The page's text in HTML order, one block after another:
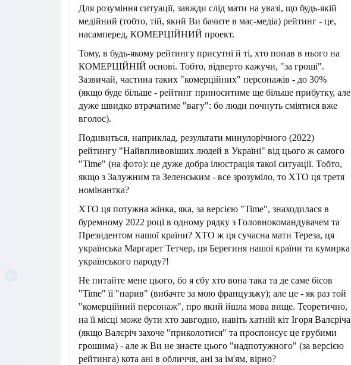
Для розуміння ситуації, завжди слід мати на увазі, що будь-якій
медійний (тобто, тій, який Ви бачите в мас-медіа) рейтинг - це,
насамперед, КОМЕРЦІЙНИЙ проект.
Тому, в будь-якому рейтингу присутні й ті, хто попав в нього на
КОМЕРЦІЙНІЙ основі. Тобто, відверто кажучи, "за гроші".
Зазвичай, частина таких "комерційних" персонажів - до 30%
(якщо буде більше - рейтинг приноситиме ще більше прибутку, але
дуже швидко втрачатиме "вагу": бо люди почнуть сміятися вже
вголос).
Подивиться, наприклад, результати минулорічного (2022)
рейтингу "Найвпливовіших людей в Україні" від цього ж самого
"Time" (на фото): це дуже добра ілюстрація такої ситуації. Тобто,
якщо з Залужним та Зеленським - все зрозуміло, то ХТО ця третя
номінантка?
ХТО ця потужна жінка, яка, за версією "Time", знаходилася в
буремному 2022 році в одному рядку з Головнокомандувачем та
Президентом нашої країни? ХТО ж ця сучасна мати Тереза, ця
українська Маргарет Тетчер, ця Берегиня нашої країни та кумирка
українського народу?!
Не питайте мене цього, бо я єбy хто вона така та де саме бісов
"Time" її "нарив" (вибачте за мою французьку); але це - як раз той
"комерційний персонаж", про який йшла мова вище. Теоретично,
на її місці може бути хто завгодно, навіть хатній кіт Ігоря Валєріча
(якщо Валєріч захоче "приколотися" та проспонсує це грубими
грошима) - але ж Ви не знаєте цього "надпотужного" (за версією
рейтинга) кота ані в обличчя, ані за ім'ям, вірно?